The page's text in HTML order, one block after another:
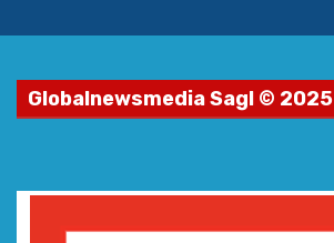
Globalnewsmedia Sagl © 2025